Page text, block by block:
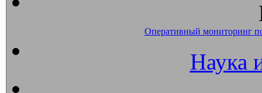
Оперативный мониторинг
Наука